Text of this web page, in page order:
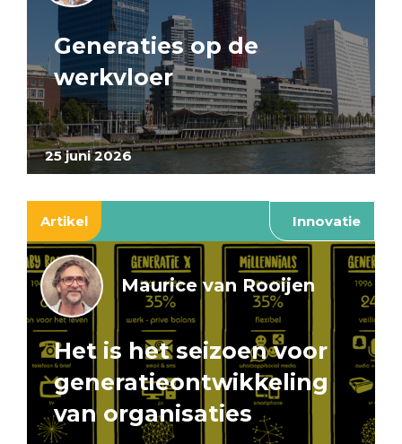
25 juni 2026
Generaties op de
werkvloer
Artikel Innovatie
Maurice van Rooijen
Het is het seizoen voor
generatieontwikkeling
van organisaties